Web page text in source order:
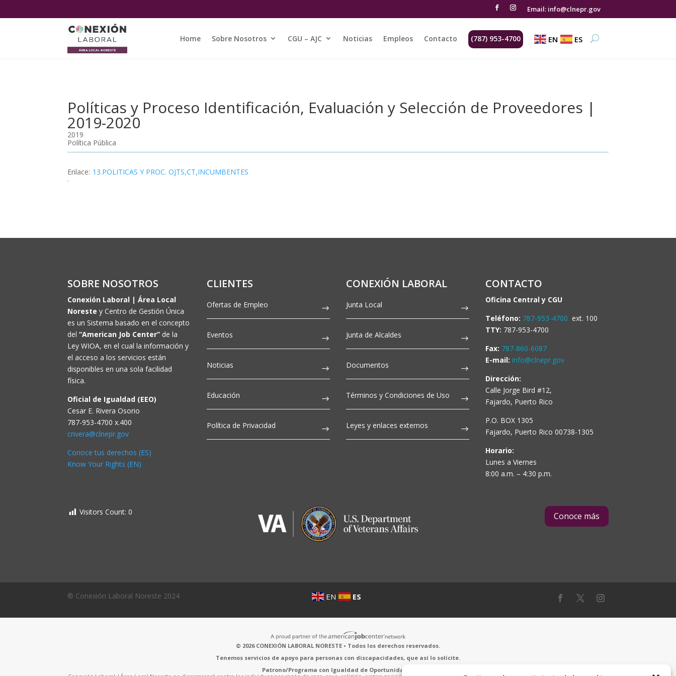
Email: info@clnepr.gov
Home Sobre Nosotros CGU – AJC Noticias Empleos Contacto (787) 953-4700 EN ES
Políticas y Proceso Identificación, Evaluación y Selección de Proveedores |
2019-2020
2019
Política Pública
Enlace:
.
13.POLITICAS Y PROC. OJTS,CT,INCUMBENTES
SOBRE NOSOTROS
Conexión Laboral | Área Local
Noreste y Centro de Gestión Única
es un Sistema basado en el concepto
del“American Job Center” de la
Ley WIOA, en el cual la información y
el acceso a los servicios están
disponibles en una sola facilidad
física.
Oficial de Igualdad (EEO)
Cesar E. Rivera Osorio
787-953-4700 x.400
crivera@clnepr.gov
Conoce tus derechos (ES)
Know Your Rights (EN)
CLIENTES
Ofertas de Empleo
Eventos
Noticias
Educación
Política de Privacidad
CONEXIÓN LABORAL
Junta Local
Junta de Alcaldes
Documentos
Términos y Condiciones de Uso
Leyes y enlaces externos
CONTACTO
Oficina Central y CGU
Teléfono: 787-953-4700 ext. 100
TTY: 787-953-4700
Fax: 787-860-6087
E-mail: info@clnepr.gov
Dirección:
Calle Jorge Bird #12,
Fajardo, Puerto Rico
P.O. BOX 1305
Fajardo, Puerto Rico 00738-1305
Horario:
Lunes a Viernes
8:00 a.m. – 4:30 p.m.
Visitors Count: 0 Conoce más
® Conexión Laboral Noreste 2024 EN ES
© 2026 CONEXIÓN LABORAL NORESTE • Todos los derechos reservados.
Tenemos servicios de apoyo para personas con discapacidades, que así lo solicite.
Patrono/Programa con Igualdad de Oportunidades